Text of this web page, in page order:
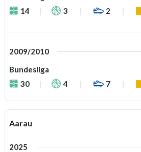
14
3 2
2009/2010
Bundesliga
30
4 7
Aarau
2025